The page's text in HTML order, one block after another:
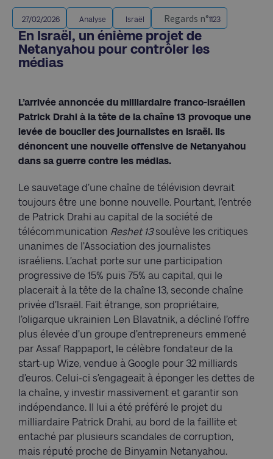
27/02/2026 Analyse Israël Regards n°1123
En Israël, un énième projet de
Netanyahou pour contrôler les
médias
L’arrivée annoncée du milliardaire franco-israélien
Patrick Drahi à la tête de la chaîne 13 provoque une
levée de bouclier des journalistes en Israël. Ils
dénoncent une nouvelle offensive de Netanyahou
dans sa guerre contre les médias.
Le sauvetage d’une chaîne de télévision devrait
toujours être une bonne nouvelle. Pourtant, l’entrée
de Patrick Drahi au capital de la société de
télécommunication Reshet 13soulève les critiques
unanimes de l’Association des journalistes
israéliens. L’achat porte sur une participation
progressive de 15% puis 75% au capital, qui le
placerait à la tête de la chaîne 13, seconde chaîne
privée d’Israël. Fait étrange, son propriétaire,
l’oligarque ukrainien Len Blavatnik, a décliné l’offre
plus élevée d’un groupe d’entrepreneurs emmené
par Assaf Rappaport, le célèbre fondateur de la
start-up Wize, vendue à Google pour 32 milliards
d’euros. Celui-ci s’engageait à éponger les dettes de
la chaîne, y investir massivement et garantir son
indépendance. Il lui a été préféré le projet du
milliardaire Patrick Drahi, au bord de la faillite et
entaché par plusieurs scandales de corruption,
mais réputé proche de Binyamin Netanyahou.